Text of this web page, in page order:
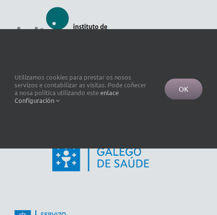
Utilizamos cookies para prestar os nosos
servizos e contabilizar as visitas. Pode coñecer
a nosa política utilizando esteenlace
Configuración
OK